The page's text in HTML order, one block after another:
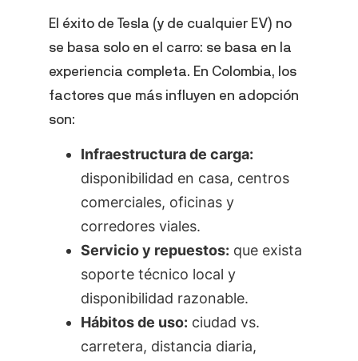
El éxito de Tesla (y de cualquier EV) no
se basa solo en el carro: se basa en la
experiencia completa. En Colombia, los
factores que más influyen en adopción
son:
Infraestructura de carga:
disponibilidad en casa, centros
comerciales, oficinas y
corredores viales.
Servicio y repuestos: que exista
soporte técnico local y
disponibilidad razonable.
Hábitos de uso: ciudad vs.
carretera, distancia diaria,